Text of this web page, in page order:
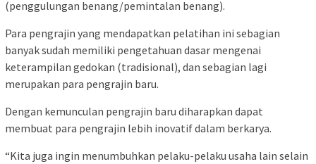
(penggulungan benang/pemintalan benang).
Para pengrajin yang mendapatkan pelatihan ini sebagian
banyak sudah memiliki pengetahuan dasar mengenai
keterampilan gedokan (tradisional), dan sebagian lagi
merupakan para pengrajin baru.
Dengan kemunculan pengrajin baru diharapkan dapat
membuat para pengrajin lebih inovatif dalam berkarya.
“Kita juga ingin menumbuhkan pelaku-pelaku usaha lain selain